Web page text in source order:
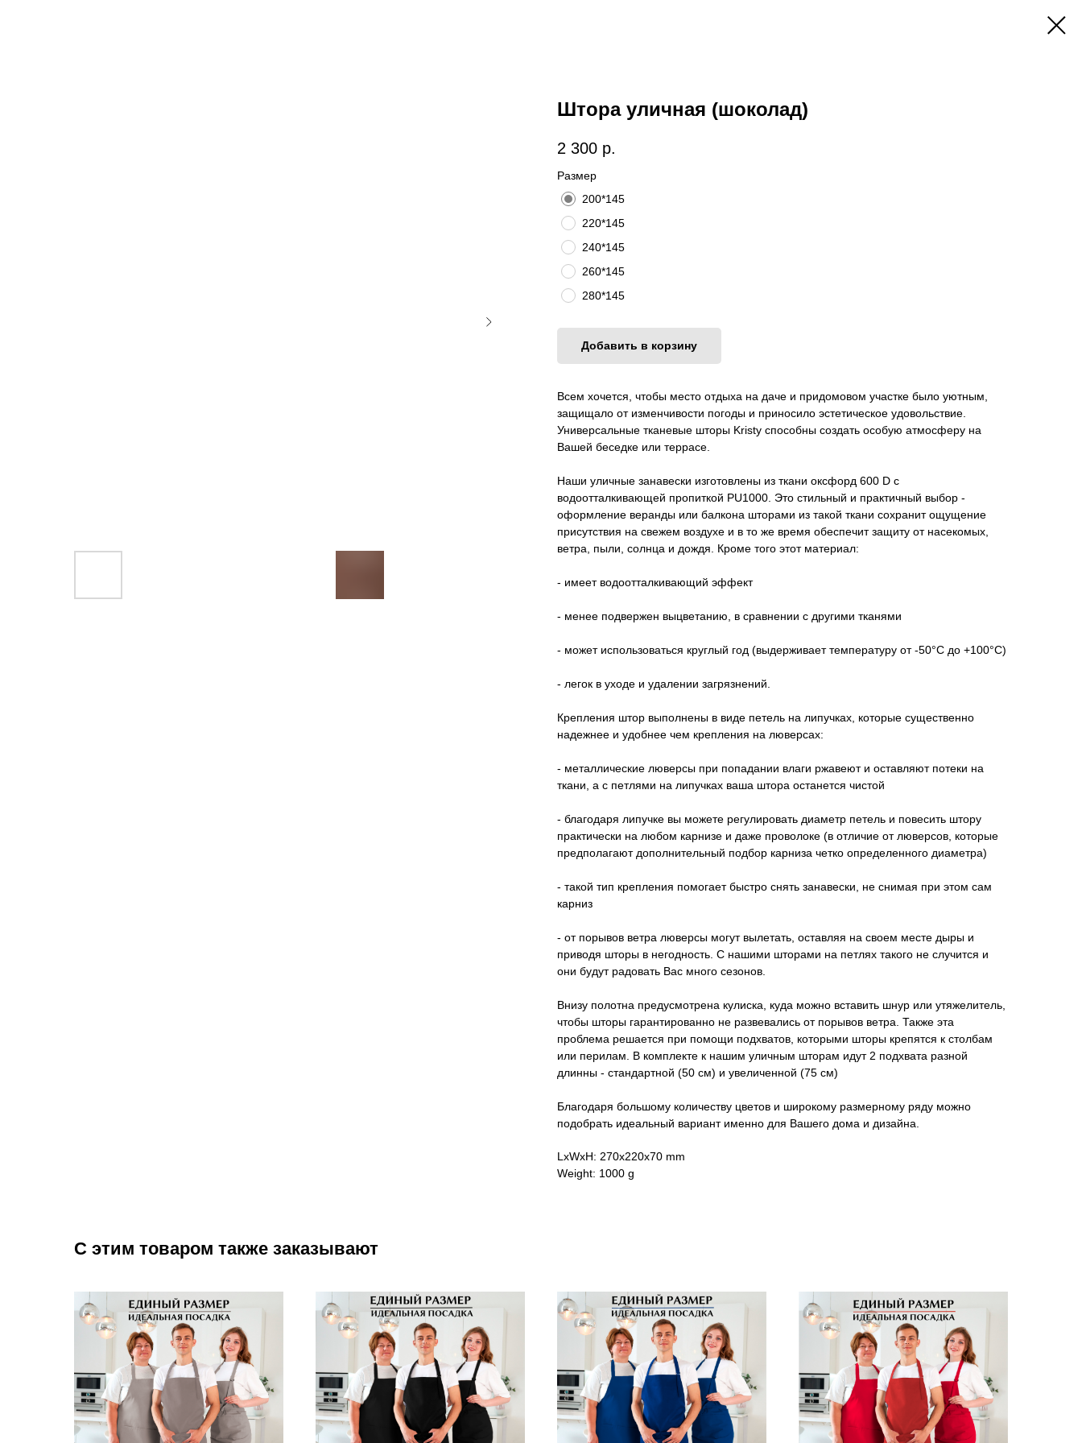
Штора уличная (шоколад)
2 300 р.
Размер
200*145
220*145
240*145
260*145
280*145
Добавить в корзину
Всем хочется, чтобы место отдыха на даче и придомовом участке было уютным,
защищало от изменчивости погоды и приносило эстетическое удовольствие.
Универсальные тканевые шторы Kristy способны создать особую атмосферу на
Вашей беседке или террасе.
Наши уличные занавески изготовлены из ткани оксфорд 600 D c
водоотталкивающей пропиткой PU1000. Это стильный и практичный выбор -
оформление веранды или балкона шторами из такой ткани сохранит ощущение
присутствия на свежем воздухе и в то же время обеспечит защиту от насекомых,
ветра, пыли, солнца и дождя. Кроме того этот материал:
- имеет водоотталкивающий эффект
- менее подвержен выцветанию, в сравнении с другими тканями
- может использоваться круглый год (выдерживает температуру от -50°C до +100°C)
- легок в уходе и удалении загрязнений.
Крепления штор выполнены в виде петель на липучках, которые существенно
надежнее и удобнее чем крепления на люверсах:
- металлические люверсы при попадании влаги ржавеют и оставляют потеки на
ткани, а с петлями на липучках ваша штора останется чистой
- благодаря липучке вы можете регулировать диаметр петель и повесить штору
практически на любом карнизе и даже проволоке (в отличие от люверсов, которые
предполагают дополнительный подбор карниза четко определенного диаметра)
- такой тип крепления помогает быстро снять занавески, не снимая при этом сам
карниз
- от порывов ветра люверсы могут вылетать, оставляя на своем месте дыры и
приводя шторы в негодность. С нашими шторами на петлях такого не случится и
они будут радовать Вас много сезонов.
Внизу полотна предусмотрена кулиска, куда можно вставить шнур или утяжелитель,
чтобы шторы гарантированно не развевались от порывов ветра. Также эта
проблема решается при помощи подхватов, которыми шторы крепятся к столбам
или перилам. В комплекте к нашим уличным шторам идут 2 подхвата разной
длинны - стандартной (50 см) и увеличенной (75 см)
Благодаря большому количеству цветов и широкому размерному ряду можно
подобрать идеальный вариант именно для Вашего дома и дизайна.
LxWxH: 270x220x70 mm
Weight: 1000 g
С этим товаром также заказывают